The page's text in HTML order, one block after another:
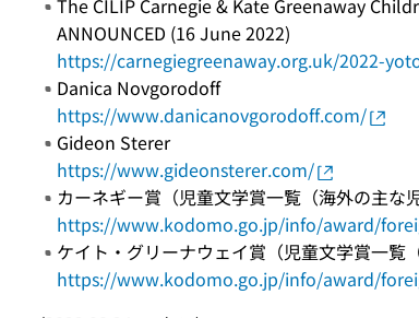
The CILIP Carnegie & Kate Greenaway
ANNOUNCED (16 June 2022)
https://carnegiegreenaway.org.uk/2022-
Danica Novgorodoff
https://www.danicanovgorodoff.com/
Gideon Sterer
https://www.gideonsterer.com/
カーネギー賞（児童文学賞一覧（海外の主な
https://www.kodomo.go.jp/info/award/
ケイト・グリーナウェイ賞（児童文学賞一覧
https://www.kodomo.go.jp/info/award/